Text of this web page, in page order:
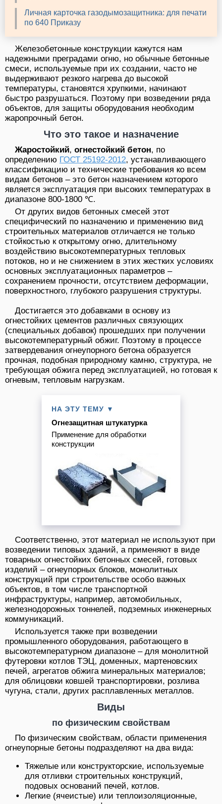
Личная карточка газодымозащитника: для печати
по 640 Приказу
Железобетонные конструкции кажутся нам
надежными преградами огню, но обычные бетонные
смеси, используемые при их создании, часто не
выдерживают резкого нагрева до высокой
температуры, становятся хрупкими, начинают
быстро разрушаться. Поэтому при возведении ряда
объектов, для защиты оборудования необходим
жаропрочный бетон.
Что это такое и назначение
Жаростойкий, огнестойкий бетон, по
определению ГОСТ 25192-2012, устанавливающего
классификацию и технические требования ко всем
видам бетонов – это бетон назначением которого
является эксплуатация при высоких температурах в
диапазоне 800-1800 ℃.
От других видов бетонных смесей этот
специфический по назначению и применению вид
строительных материалов отличается не только
стойкостью к открытому огню, длительному
воздействию высокотемпературных тепловых
потоков, но и не снижением в этих жестких условиях
основных эксплуатационных параметров –
сохранением прочности, отсутствием деформации,
поверхностного, глубокого разрушения структуры.
Достигается это добавками в основу из
огнестойких цементов различных связующих
(специальных добавок) прошедших при получении
высокотемпературный обжиг. Поэтому в процессе
затвердевания огнеупорного бетона образуется
прочная, подобная природному камню, структура, не
требующая обжига перед эксплуатацией, но готовая к
огневым, тепловым нагрузкам.
НА ЭТУ ТЕМУ ▼
Огнезащитная штукатурка
Применение для обработки
конструкции
Соответственно, этот материал не используют при
возведении типовых зданий, а применяют в виде
товарных огнестойких бетонных смесей, готовых
изделий – огнеупорных блоков, монолитных
конструкций при строительстве особо важных
объектов, в том числе транспортной
инфраструктуры, например, автомобильных,
железнодорожных тоннелей, подземных инженерных
коммуникаций.
Используется также при возведении
промышленного оборудования, работающего в
высокотемпературном диапазоне – для монолитной
футеровки котлов ТЭЦ, доменных, мартеновских
печей, агрегатов обжига минеральных материалов;
для облицовки ковшей транспортировки, розлива
чугуна, стали, других расплавленных металлов.
Виды
по физическим свойствам
По физическим свойствам, области применения
огнеупорные бетоны подразделяют на два вида:
Тяжелые или конструкторские, используемые
для отливки строительных конструкций,
подовых оснований печей, котлов.
Легкие (ячеистые) или теплоизоляционные,